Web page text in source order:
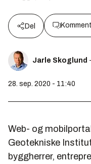
Del
Jarle Skoglund
28. sep. 2020 - 11:40
Web- og
Geotekniske
byggherrer,